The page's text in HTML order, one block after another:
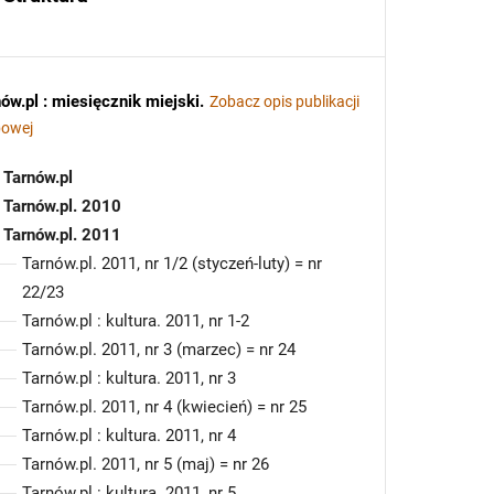
: miesięcznik miejski. Zobacz opis publikacji
Tarnów.pl
Tarnów.pl. 2010
Tarnów.pl. 2011
Tarnów.pl. 2011, nr 1/2 (styczeń-luty) = nr
22/23
Tarnów.pl : kultura. 2011, nr 1-2
Tarnów.pl. 2011, nr 3 (marzec) = nr 24
Tarnów.pl : kultura. 2011, nr 3
Tarnów.pl. 2011, nr 4 (kwiecień) = nr 25
Tarnów.pl : kultura. 2011, nr 4
Tarnów.pl. 2011, nr 5 (maj) = nr 26